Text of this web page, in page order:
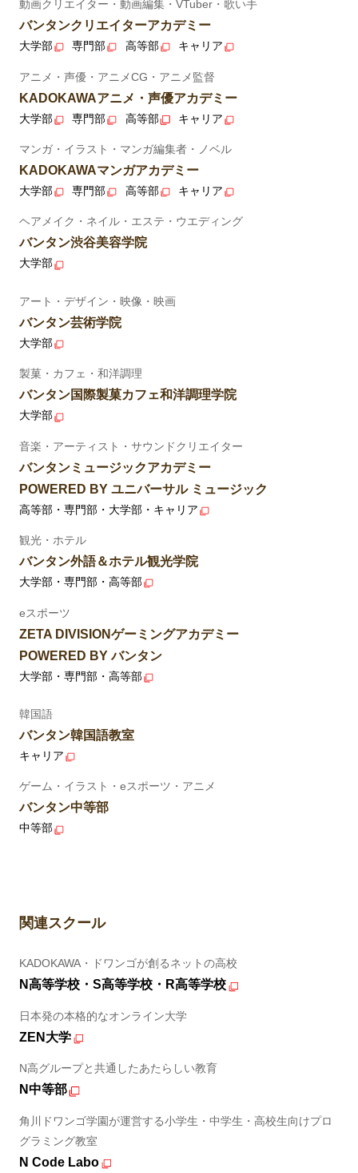
動画クリエイター・動画編集・VTuber・歌い手
バンタンクリエイターアカデミー
大学部 専門部 高等部 キャリア
アニメ・声優・アニメCG・アニメ監督
KADOKAWAアニメ・声優アカデミー
大学部 専門部 高等部 キャリア
マンガ・イラスト・マンガ編集者・ノベル
KADOKAWAマンガアカデミー
大学部 専門部 高等部 キャリア
ヘアメイク・ネイル・エステ・ウエディング
バンタン渋谷美容学院
大学部
アート・デザイン・映像・映画
バンタン芸術学院
大学部
製菓・カフェ・和洋調理
バンタン国際製菓カフェ和洋調理学院
大学部
音楽・アーティスト・サウンドクリエイター
バンタンミュージックアカデミー
POWERED BY ユニバーサル ミュージック
高等部・専門部・大学部・キャリア
観光・ホテル
バンタン外語＆ホテル観光学院
大学部・専門部・高等部
eスポーツ
ZETA DIVISIONゲーミングアカデミー
POWERED BY バンタン
大学部・専門部・高等部
韓国語
バンタン韓国語教室
キャリア
ゲーム・イラスト・eスポーツ・アニメ
バンタン中等部
中等部
関連スクール
KADOKAWA・ドワンゴが創るネットの高校
N高等学校・S高等学校・R高等学校
日本発の本格的なオンライン大学
ZEN大学
N高グループと共通したあたらしい教育
N中等部
角川ドワンゴ学園が運営する小学生・中学生・高校生向けプロ
グラミング教室
N Code Labo